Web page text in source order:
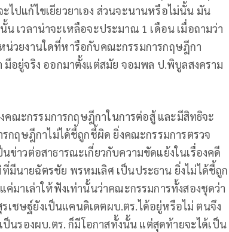
ไปแก้ไขเยียวยาเอง ส่วนจะนานหรือไม่นั้น มัน
เวลาน่าจะเหลือจะประมาณ 1 เดือน เมื่อถามว่า
น่วยงานใดที่หารือกับคณะกรรมการกฤษฎีกา
อยู่จริง ออกมาตั้งแต่สมัย จอมพล ป.พิบูลสงคราม
คณะกรรมการกฤษฎีกาในการต่อสู้ และมีสิทธิจะ
กฤษฎีกาไม่ได้ชี้ถูกชี้ผิด ยิ่งคณะกรรมการตรวจ
าวต่อสาธารณะเกี่ยวกับความขัดแย้งในเรื่องคดี
มีนายฉัตรชัย พรหมเลิศ เป็นประธาน ยิ่งไม่ได้ชี้ถูก
มาเล่าให้ฟังเท่านั้นว่าคณะกรรมการทั้งสองชุดว่า
เชษฐ์ยังเป็นแคนดิเดตผบ.ตร.ได้อยู่หรือไม่ ตนจึง
นรองผบ.ตร. ก็มีโอกาสทั้งนั้น แต่สุดท้ายจะได้เป็น